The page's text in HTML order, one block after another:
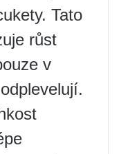
Tato
růst
v